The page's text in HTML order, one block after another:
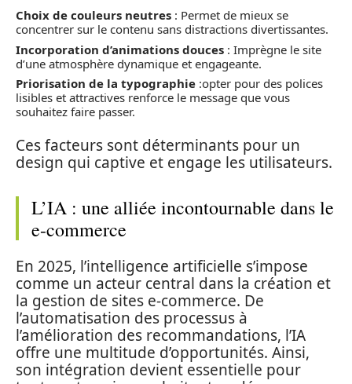
Choix de couleurs neutres : Permet de mieux se
concentrer sur le contenu sans distractions divertissantes.
Incorporation d’animations douces : Imprègne le site
d’une atmosphère dynamique et engageante.
Priorisation de la typographie :opter pour des polices
lisibles et attractives renforce le message que vous
souhaitez faire passer.
Ces facteurs sont déterminants pour un
design qui captive et engage les utilisateurs.
L’IA : une alliée incontournable dans le
e-commerce
En 2025, l’intelligence artificielle s’impose
comme un acteur central dans la création et
la gestion de sites e-commerce. De
l’automatisation des processus à
l’amélioration des recommandations, l’IA
offre une multitude d’opportunités. Ainsi,
son intégration devient essentielle pour